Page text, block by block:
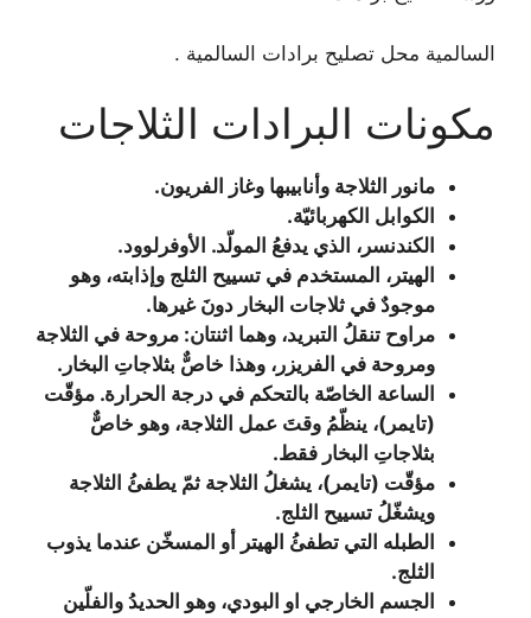
السالمية محل تصليح برادات السالمية .
مكونات البرادات الثلاجات
مانور الثلاجة وأنابيبها وغاز الفريون.
الكوابل الكهربائيّة.
الكندنسر، الذي يدفعُ المولّد. الأوفرلوود.
الهيتر، المستخدم في تسييح الثلج وإذابته، وهو
موجودٌ في ثلاجات البخار دونَ غيرها.
مراوح تنقلُ التبريد، وهما اثنتان: مروحة في الثلاجة
ومروحة في الفريزر، وهذا خاصٌّ بثلاجاتِ البخار.
الساعة الخاصّة بالتحكم في درجة الحرارة. مؤقّت
(تايمر)، ينظّمُ وقتَ عمل الثلاجة، وهو خاصٌّ
بثلاجاتِ البخار فقط.
مؤقّت (تايمر)، يشغلُ الثلاجة ثمّ يطفئُ الثلاجة
ويشغّلُ تسييح الثلج.
الطبله التي تطفئُ الهيتر أو المسخّن عندما يذوب
الثلج.
الجسم الخارجي او البودي، وهو الحديدُ والفلّين